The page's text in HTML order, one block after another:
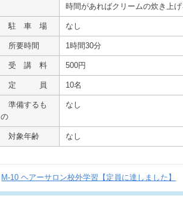
時間があればクリームの炊き上げ
駐 車 場 なし
所要時間 1時間30分
受 講 料 500円
定 員 10名
準備するも
の
なし
対象年齢 なし
M-10 ヘアーサロン校外学習【定員に達しました】